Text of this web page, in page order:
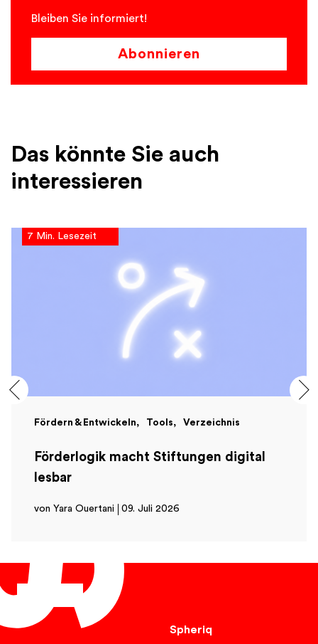
Bleiben Sie informiert!
Abonnieren
Das könnte Sie auch
interessieren
7 Min. Lesezeit
Fördern & Entwickeln Tools Verzeichnis
Förderlogik macht Stiftungen digital
lesbar
von Yara Ouertani 09. Juli 2026
Spheriq